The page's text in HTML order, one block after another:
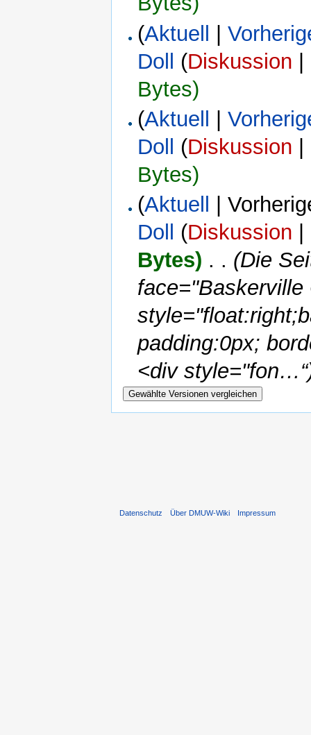
(Aktuell |
Doll (Diskussion |
Bytes)
(Aktuell |
Doll
(Diskussion
Bytes)
(Aktuell
|
Doll
(Diskussion
Bytes) . . (Die
padding:0px;
<div
Datenschutz Über DMUW-Wiki Impressum